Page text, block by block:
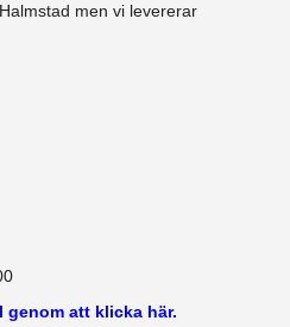
men vi levererar
att klicka här.